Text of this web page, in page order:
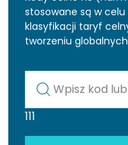
stosowane są w
klasyfikacji taryf
tworzeniu
111